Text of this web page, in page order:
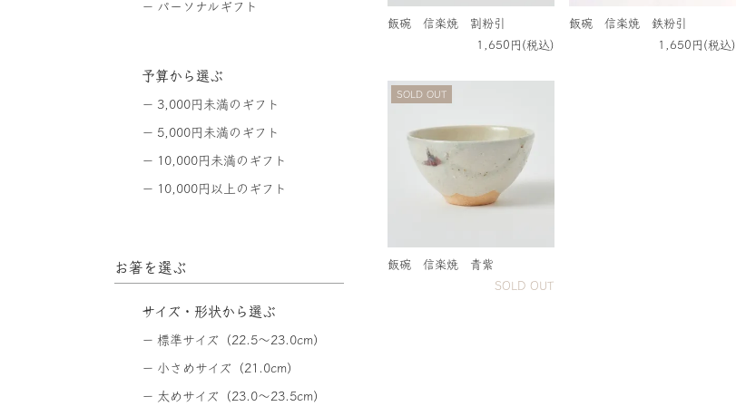
飯碗 信楽焼 割粉引
1,650円(税込)
飯碗 信楽焼 鉄粉引
1,650円(税込)
SOLD OUT
飯碗 信楽焼 青紫
SOLD OUT
パーソナルギフト
予算から選ぶ
3,000円未満のギフト
5,000円未満のギフト
10,000円未満のギフト
10,000円以上のギフト
お箸を選ぶ
サイズ・形状から選ぶ
標準サイズ（22.5〜23.0cm）
小さめサイズ（21.0cm）
太めサイズ（23.0〜23.5cm）